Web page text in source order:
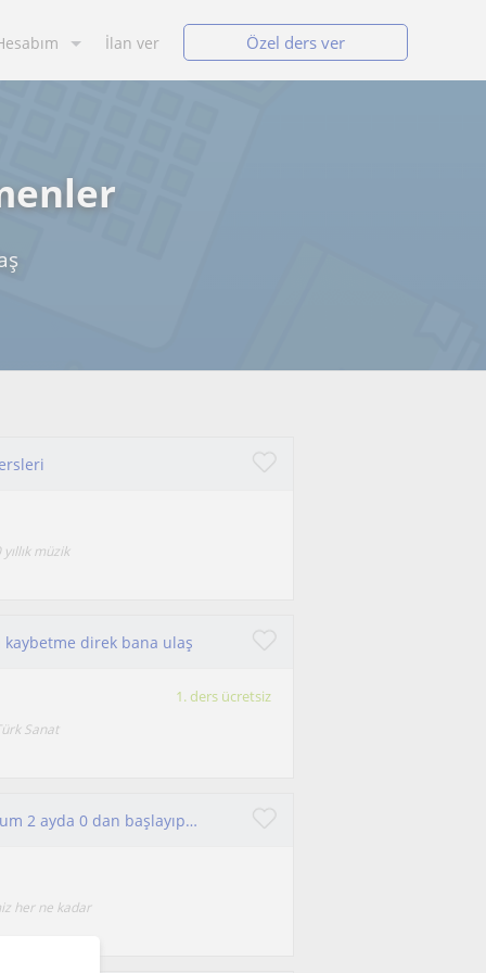
İlan ver Özel ders ver
müzik
direk bana ulaş
1. ders ücretsiz
Sanat
klarnet türk müziğinin nazlı sazıdır idda ediyorum 2 ayda 0 dan başlayıp sizlere eşsiz parçalar icra etmenizi sağlıyorum
her ne kadar